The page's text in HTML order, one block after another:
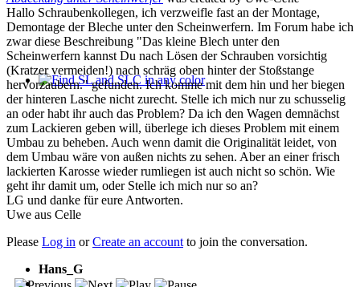
Find SL and SLC in any color
Hallo Schraubenkollegen, ich verzweifle fast an der Montage,
Demontage der Bleche unter den Scheinwerfern. Im Forum habe ich
zwar diese Beschreibung "Das kleine Blech unter den
Scheinwerfern kannst Du nach Lösen der Schrauben vorsichtig
(Kratzer vermeiden!) nach schräg oben hinter der Stoßstange
hervorzaubern." gefunden. Ich komme mit dem hin und her biegen
der hinteren Lasche nicht zurecht. Stelle ich mich nur zu schusselig
an oder habt ihr auch das Problem? Da ich den Wagen demnächst
zum Lackieren geben will, überlege ich dieses Problem mit einem
Umbau zu beheben. Auch wenn damit die Originalität leidet, von
dem Umbau wäre von außen nichts zu sehen. Aber an einer frisch
lackierten Karosse wieder rumliegen ist auch nicht so schön. Wie
geht ihr damit um, oder Stelle ich mich nur so an?
LG und danke für eure Antworten.
Uwe aus Celle
Please Log in orCreate an account to join the conversation.
Hans_G